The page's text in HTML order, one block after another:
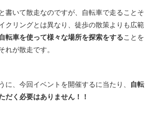
と書いて散走なのですが、自転車で走ることそ
クリングとは異なり、徒歩の散策よりも広範
自転車を使って様々な場所を探索をすることを
れが散走です。
に、今回イベントを開催するに当たり、
自転
だく必要はありません！！